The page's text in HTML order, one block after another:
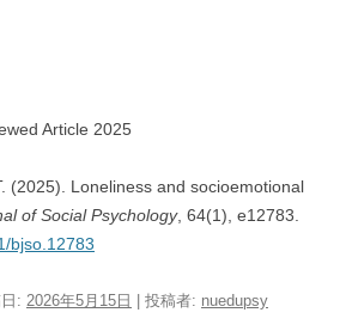
Article 2025
(2025). Loneliness and socioemotional
of Social Psychology, 64(1), e12783.
bjso.12783
: 2026年5月15日 投稿者: nuedupsy